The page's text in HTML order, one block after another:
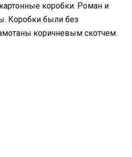
коробки. Роман и
Коробки были без
коричневым скотчем.